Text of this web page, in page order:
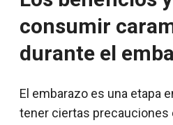
consumir
durante el
El embarazo es una etapa
tener ciertas precauciones